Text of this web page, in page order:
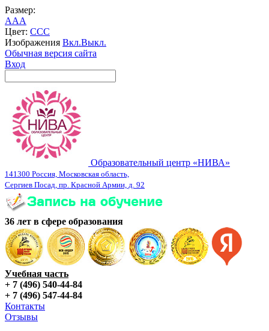
Размер:
AAA
Цвет: CCC
Изображения Вкл.Выкл.
Обычная версия сайта
Вход
Образовательный центр «НИВА»
141300 Россия, Московская область,
Сергиев Посад, пр. Красной Армии, д. 92
36 лет в сфере образования
Учебная часть
+ 7 (496) 540-44-84
+ 7 (496) 547-44-84
Контакты
Отзывы